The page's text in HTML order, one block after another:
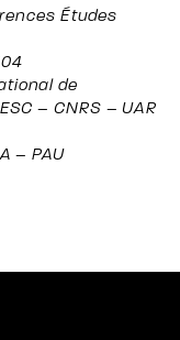
Études
de
– CNRS – UAR
– PAU